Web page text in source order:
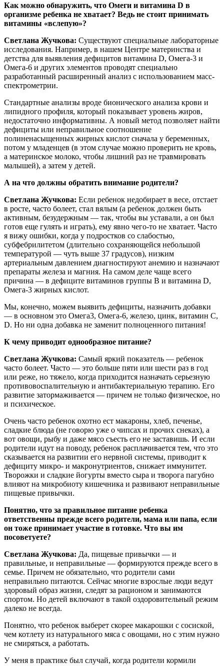
Как можно обнаружить, что Омеги и витамина D в
организме ребенка не хватает? Ведь не стоит принимать
витамины «вслепую»?
Светлана Жучкова: Существуют специальные лабораторные
исследования. Например, в нашем Центре материнства и
детства для выявления дефицитов витамина D, Омега-3 и
Омега-6 и других элементов проводят специально
разработанный расширенный анализ с использованием масс-
спектрометрии.
Стандартные анализы вроде бионического анализа крови и
липидного профиля, который показывает уровень жиров,
недостаточно информативны. А новый метод позволяет найти
дефициты или неправильное соотношение
полиненасыщенных жирных кислот сначала у беременных,
потом у младенцев (в этом случае можно проверить не кровь,
а материнское молоко, чтобы лишний раз не травмировать
малышей), а затем у детей.
А на что должны обратить внимание родители?
Светлана Жучкова: Если ребенок недобирает в весе, отстает
в росте, часто болеет, стал вялым (а ребенок должен быть
активным, безудержным — так, чтобы вы уставали, а он был
готов еще гулять и играть), ему явно чего-то не хватает. Часто
я вижу ошибки, когда у подростков со слабостью,
субфебрилитетом (длительно сохраняющейся небольшой
температурой — чуть выше 37 градусов), низким
артериальным давлением диагностируют анемию и назначают
препараты железа и магния. На самом деле чаще всего
причина — в дефиците витаминов группы В и витамина D,
Омега-3 жирных кислот.
Мы, конечно, можем выявить дефициты, назначить добавки
— в основном это Омега3, Омега-6, железо, цинк, витамин C,
D. Но ни одна добавка не заменит полноценного питания!
К чему приводит однообразное питание?
Светлана Жучкова: Самый яркий показатель — ребенок
часто болеет. Часто — это больше пяти или шести раз в год
или реже, но тяжело, когда приходится назначать серьезную
противовоспалительную и антибактериальную терапию. Его
развитие затормаживается — причем не только физическое, но
и психическое.
Очень часто ребенок охотно ест макароны, хлеб, печенье,
сладкие блюда (не говорю уже о чипсах и прочих снеках), а
вот овощи, рыбу и даже мясо съесть его не заставишь. И если
родители идут на поводу, ребенок расплачивается тем, что это
сказывается на развитии его нервной системы, приводит к
дефициту микро- и макронутриентов, снижает иммунитет.
Творожки и сладкие йогурты вместо сыра и творога пагубно
влияют на микробиоту кишечника и развивают неправильные
пищевые привычки.
Понятно, что за правильное питание ребенка
ответственны прежде всего родители, мама или папа, если
он тоже принимает участие в готовке. Что вы им
посоветуете?
Светлана Жучкова: Да, пищевые привычки — и
правильные, и неправильные — формируются прежде всего в
семье. Причем не обязательно, что родители сами
неправильно питаются. Сейчас многие взрослые люди ведут
здоровый образ жизни, следят за рационом и занимаются
спортом. Но детей включают в такой оздоровительный режим
далеко не всегда.
Понятно, что ребенок выберет скорее макарошки с сосиской,
чем котлету из натурального мяса с овощами, но с этим нужно
не смиряться, а работать.
У меня в практике был случай, когда родители кормили